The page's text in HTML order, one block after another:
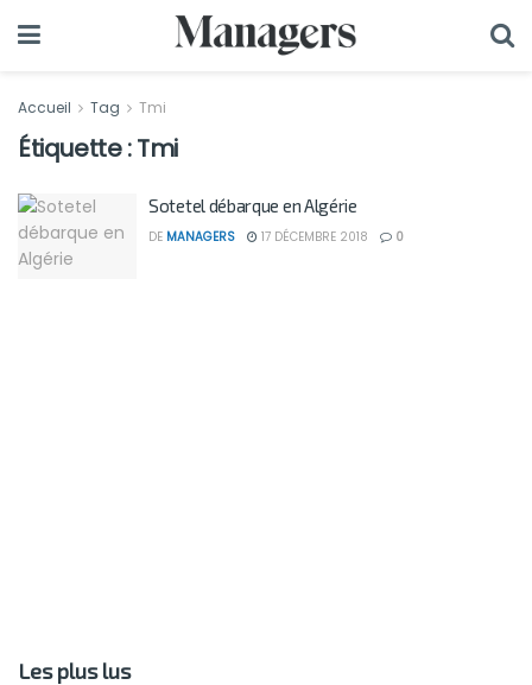
Accueil Tag Tmi
Étiquette :Tmi
Sotetel débarque en Algérie
DE MANAGERS 17 DÉCEMBRE 2018 0
Les plus lus